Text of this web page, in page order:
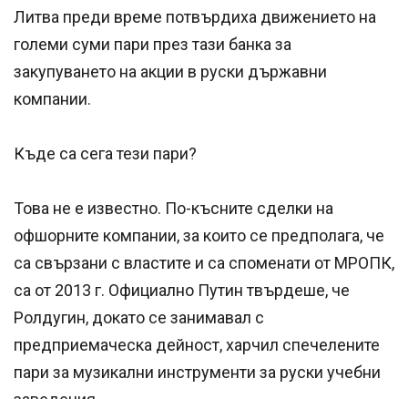
Литва преди време потвърдиха движението на
големи суми пари през тази банка за
закупуването на акции в руски държавни
компании.
Къде са сега тези пари?
Това не е известно. По-късните сделки на
офшорните компании, за които се предполага, че
са свързани с властите и са споменати от МРОПК,
са от 2013 г. Официално Путин твърдеше, че
Ролдугин, докато се занимавал с
предприемаческа дейност, харчил спечелените
пари за музикални инструменти за руски учебни